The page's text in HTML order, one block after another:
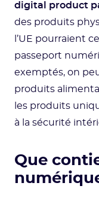
digital product
des produits
l’UE pourraient
passeport
exemptés, on
produits
les produits
à la sécurité
Que